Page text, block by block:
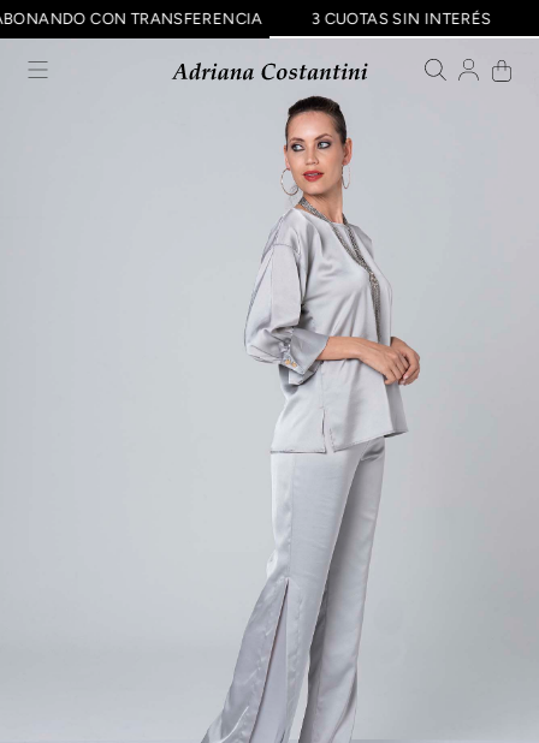
CON TRANSFERENCIA 3 CUOTAS SIN INTERÉS